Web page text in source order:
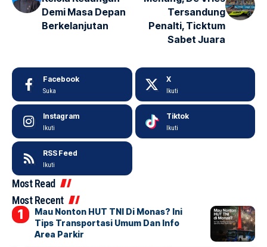
Demi Masa Depan
Berkelanjutan
Tersandung
Penalti, Ticktum
Sabet Juara
Facebook
Suka
X
Ikuti
Instagram
Ikuti
Tiktok
Ikuti
RSS Feed
Ikuti
Most Read
Most Recent
Mau Nonton HUT TNI Di Monas? Ini
Tips Transportasi Umum Dan Info
Area Parkir